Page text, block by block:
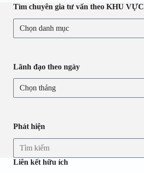
Tìm chuyên gia tư vấn theo KHU VỰC
Lãnh đạo theo ngày
Phát hiện
Liên kết hữu ích